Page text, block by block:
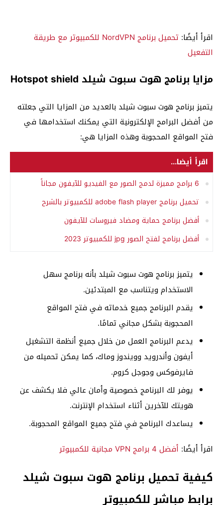
اقرأ أيضًا:
تحميل برنامج NordVPN للكمبيوتر مع طريقة
التفعيل
مزايا برنامج هوت سبوت شيلد Hotspot shield
يتميز برنامج هوت سبوت شيلد بالعديد من المزايا التي جعلته
من أفضل البرامج الإلكترونية التي يمكنك استخدامها في
فتح المواقع المحجوبة وهذه المزايا هي:
اقرأ أيضا...
6 برامج مميزة لدمج الصور مع الفيديو للآيفون مجاناً
تحميل برنامج adobe flash player للكمبيوتر بالشرح
أفضل برنامج حماية ومضاد فيروسات للآيفون
أفضل برنامج لفتح الصور jpg للكمبيوتر 2023
يتميز برنامج هوت سبوت شيلد بأنه برنامج سهل
الاستخدام ويتناسب مع المبتدئين.
يقدم البرنامج جميع خدماته في فتح المواقع
المحجوبة بشكل مجاني تمامًا.
يدعم البرنامج العمل من خلال جميع أنظمة التشغيل
أيفون وأندرويد وويندوز وماك، كما يمكن تحميله من
فايرفوكس وجوجل كروم.
يوفر لك البرنامج خصوصية وأمان عالي فلا يكشف عن
هويتك للآخرين أثناء استخدام الإنترنت.
يساعدك البرنامج في فتح جميع المواقع المحجوبة.
اقرأ أيضًا: أفضل 4 برامج VPN مجانية للكمبيوتر
كيفية تحميل برنامج هوت سبوت شيلد
برابط مباشر للكمبيوتر